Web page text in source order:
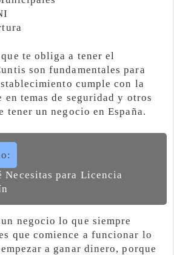
te obliga a tener el
son fundamentales para
cumple con la
temas de seguridad y otros
tener un negocio en España.
Necesitas para Licencia
negocio lo que siempre
que comience a funcionar lo
a ganar dinero, porque